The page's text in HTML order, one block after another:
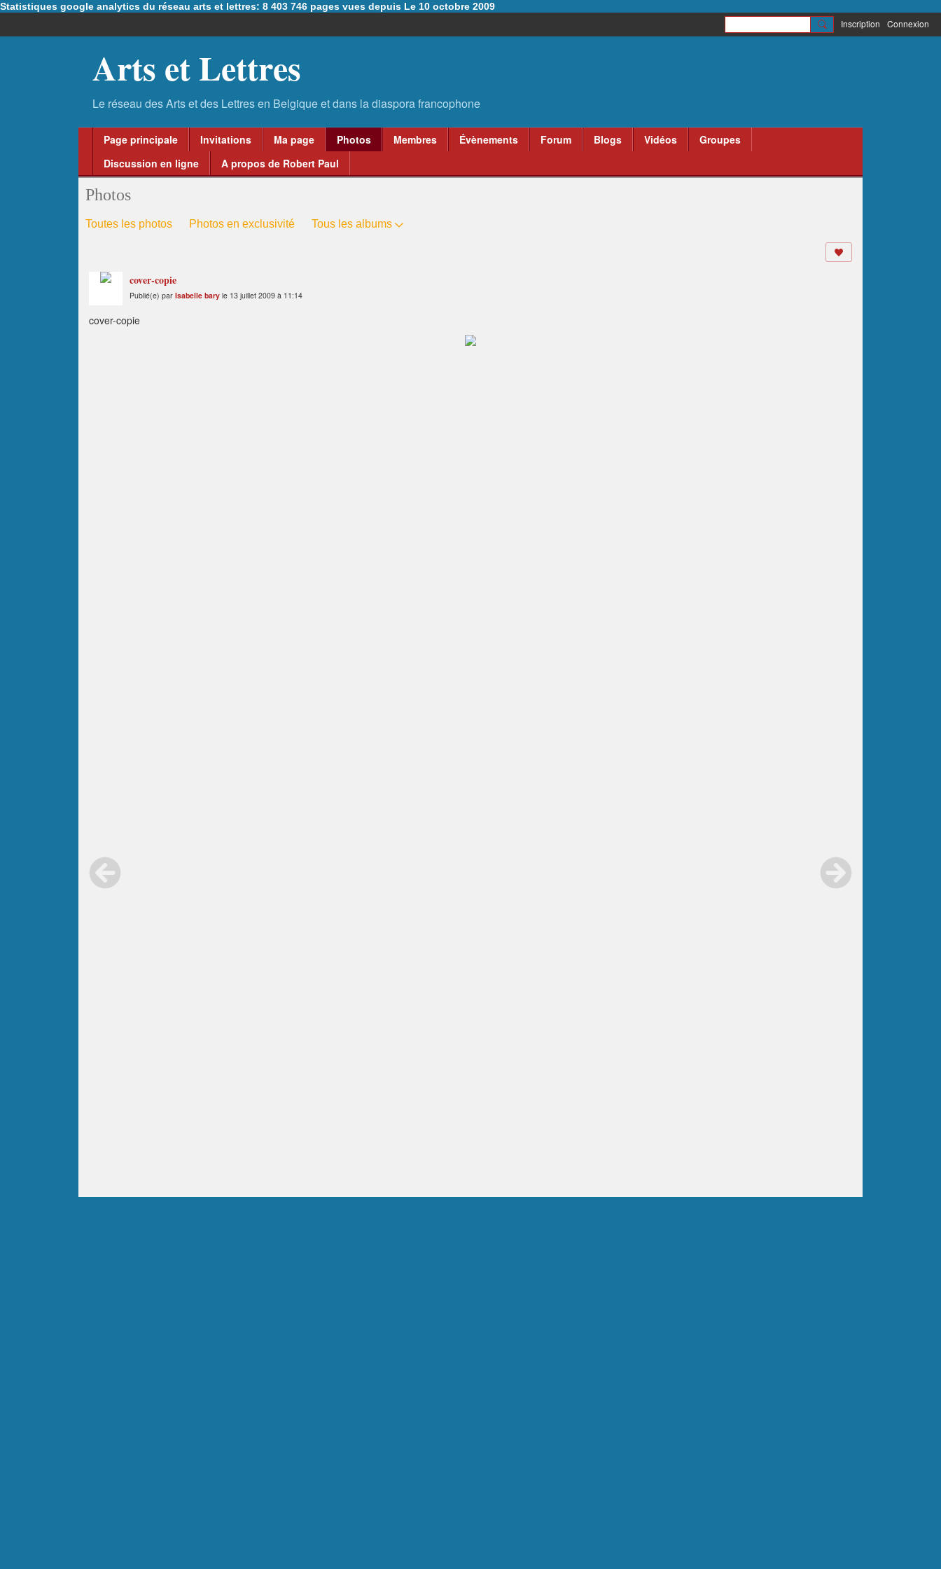
Statistiques google analytics du réseau arts et lettres: 8 403 746 pages vues depuis Le 10 octobre 2009
Inscription Connexion
Arts et Lettres
Page principale Invitations Ma page Photos Membres Évènements Forum Blogs Vidéos
Groupes
Discussion en ligne
A propos de Robert Paul
Photos
Toutes les photos Photos en exclusivité Tous les albums
cover-copie
Publié(e) par Isabelle bary le 13 juillet 2009 à 11:14
cover-copie